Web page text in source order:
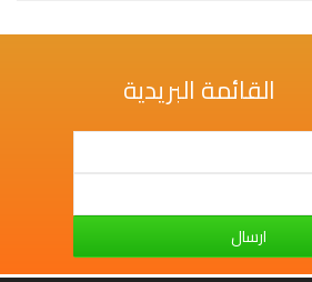
القائمة البريدية
ارسال